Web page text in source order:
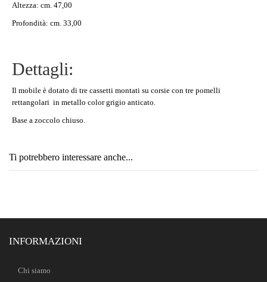
Altezza: cm. 47,00
Profondità: cm. 33,00
Dettagli:
Il mobile è dotato di tre cassetti montati su corsie con tre pomelli
rettangolari in metallo color grigio anticato.
Base a zoccolo chiuso.
Ti potrebbero interessare anche...
INFORMAZIONI
Chi siamo